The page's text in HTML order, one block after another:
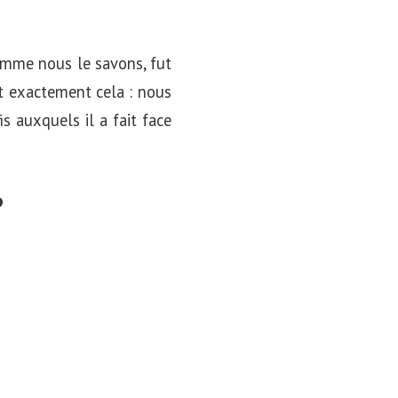
nous le savons, fut
exactement cela : nous
auxquels il a fait face